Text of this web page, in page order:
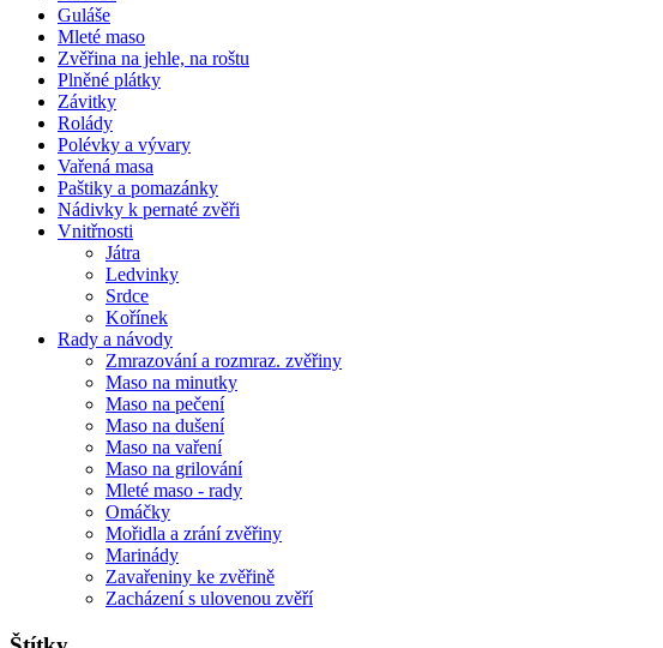
Guláše
Mleté maso
Zvěřina na jehle, na roštu
Plněné plátky
Závitky
Rolády
Polévky a vývary
Vařená masa
Paštiky a pomazánky
Nádivky k pernaté zvěři
Vnitřnosti
Játra
Ledvinky
Srdce
Kořínek
Rady a návody
Zmrazování a rozmraz. zvěřiny
Maso na minutky
Maso na pečení
Maso na dušení
Maso na vaření
Maso na grilování
Mleté maso - rady
Omáčky
Mořidla a zrání zvěřiny
Marinády
Zavařeniny ke zvěřině
Zacházení s ulovenou zvěří